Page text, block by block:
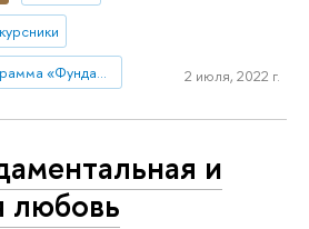
Образовательная программа «Фундаментальная и прикладная лингвистика» 2 июля, 2022 г.
и
любовь